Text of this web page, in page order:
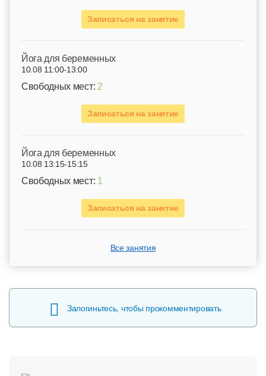
Записаться на занятие
Йога для беременных
10.08 11:00-13:00
Свободных мест: 2
Записаться на занятие
Йога для беременных
10.08 13:15-15:15
Свободных мест: 1
Записаться на занятие
Все занятия
Залогиньтесь, чтобы прокомментировать